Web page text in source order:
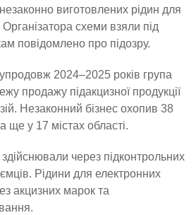
виготовлених рідин для
схеми взяли під
повідомлено про підозру.
2024–2025 років група
продажу підакцизної продукції
Незаконний бізнес охопив 38
ще у 17 містах області.
здійснювали через підконтрольних
Рідини для електронних
акцизних марок та